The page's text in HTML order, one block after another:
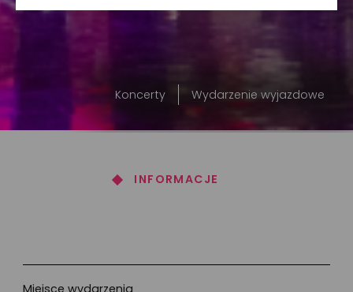
Koncerty Wydarzenie wyjazdowe
INFORMACJE